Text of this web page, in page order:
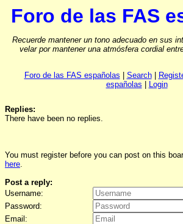
Foro de las FAS
Recuerde mantener un tono adecuado en sus
velar por mantener una atmósfera cordial
Foro de las FAS españolas Search|
españolas
Login
Replies:
There have been no replies.
You must register before you can post on this
here.
Post a reply:
Username:
Password:
Email: